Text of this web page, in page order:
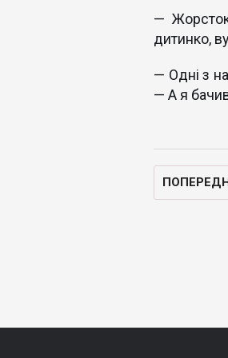
—
дитинко,
— Одні з
— А я